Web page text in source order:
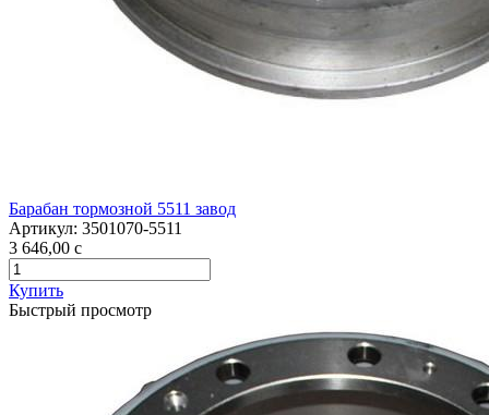
Барабан тормозной 5511 завод
Артикул: 3501070-5511
3 646,00 c
Купить
Быстрый просмотр